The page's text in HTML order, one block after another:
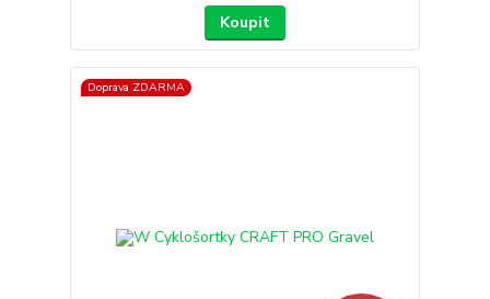
Koupit
Doprava ZDARMA